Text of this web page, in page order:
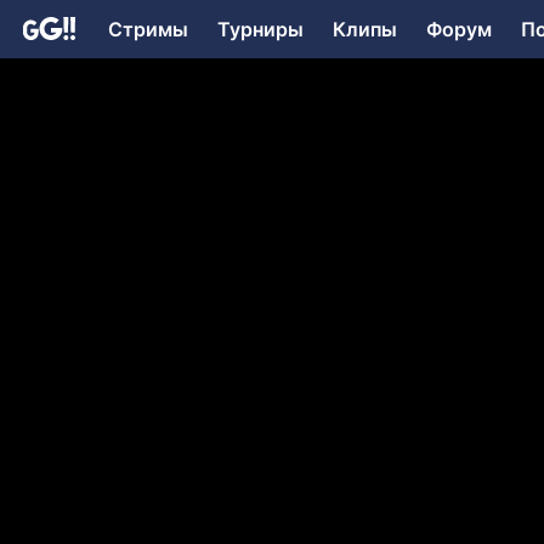
Стримы Турниры Клипы Форум